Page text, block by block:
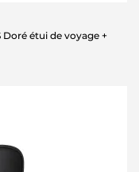
Doré étui de voyage +